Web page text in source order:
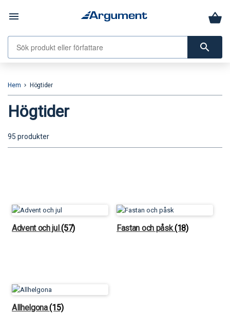
menu
search
Hem keyboard_arrow_right Högtider
Högtider
95 produkter
Advent och jul(57) Fastan och påsk(18)
Allhelgona(15)